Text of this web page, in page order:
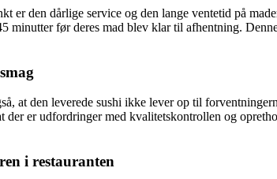
er den dårlige service og den lange ventetid på
minutter før deres mad blev klar til afhentning.
at den leverede sushi ikke lever op til
er udfordringer med kvalitetskontrollen og
i restauranten